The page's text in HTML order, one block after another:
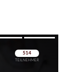
Überspringen